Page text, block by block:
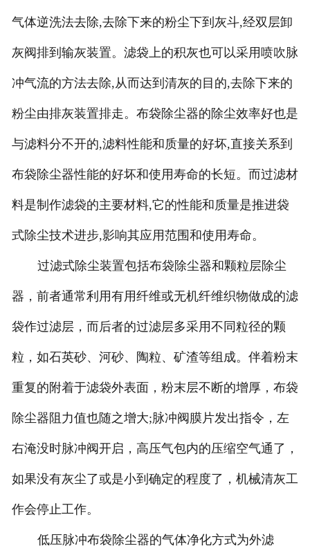
气体逆洗法去除,去除下来的粉尘下到灰斗,经双层卸
灰阀排到输灰装置。滤袋上的积灰也可以采用喷吹脉
冲气流的方法去除,从而达到清灰的目的,去除下来的
粉尘由排灰装置排走。布袋除尘器的除尘效率好也是
与滤料分不开的,滤料性能和质量的好坏,直接关系到
布袋除尘器性能的好坏和使用寿命的长短。而过滤材
料是制作滤袋的主要材料,它的性能和质量是推进袋
式除尘技术进步,影响其应用范围和使用寿命。
过滤式除尘装置包括布袋除尘器和颗粒层除尘
器，前者通常利用有用纤维或无机纤维织物做成的滤
袋作过滤层，而后者的过滤层多采用不同粒径的颗
粒，如石英砂、河砂、陶粒、矿渣等组成。伴着粉末
重复的附着于滤袋外表面，粉末层不断的增厚，布袋
除尘器阻力值也随之增大;脉冲阀膜片发出指令，左
右淹没时脉冲阀开启，高压气包内的压缩空气通了，
如果没有灰尘了或是小到确定的程度了，机械清灰工
作会停止工作。
低压脉冲布袋除尘器的气体净化方式为外滤